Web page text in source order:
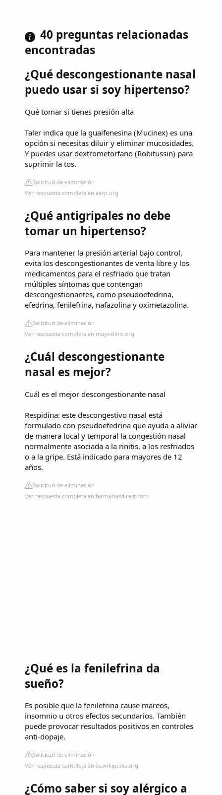
40 preguntas relacionadas
encontradas
¿Qué descongestionante nasal
puedo usar si soy hipertenso?
Qué tomar si tienes presión alta
Taler indica que la guaifenesina (Mucinex) es una
opción si necesitas diluir y eliminar mucosidades.
Y puedes usar dextrometorfano (Robitussin) para
suprimir la tos.
Solicitud de eliminación
Ver respuesta completa en aarp.org
¿Qué antigripales no debe
tomar un hipertenso?
Para mantener la presión arterial bajo control,
evita los descongestionantes de venta libre y los
medicamentos para el resfriado que tratan
múltiples síntomas que contengan
descongestionantes, como pseudoefedrina,
efedrina, fenilefrina, nafazolina y oximetazolina.
Solicitud de eliminación
Ver respuesta completa en mayoclinic.org
¿Cuál descongestionante
nasal es mejor?
Cuál es el mejor descongestionante nasal
Respidina: este descongestivo nasal está
formulado con pseudoefedrina que ayuda a aliviar
de manera local y temporal la congestión nasal
normalmente asociada a la rinitis, a los resfriados
o a la gripe. Está indicado para mayores de 12
años.
Solicitud de eliminación
Ver respuesta completa en farmaciasdirect.com
¿Qué es la fenilefrina da
sueño?
Es posible que la fenilefrina cause mareos,
insomnio u otros efectos secundarios. También
puede provocar resultados positivos en controles
anti-dopaje.
Solicitud de eliminación
Ver respuesta completa en es.wikipedia.org
¿Cómo saber si soy alérgico a